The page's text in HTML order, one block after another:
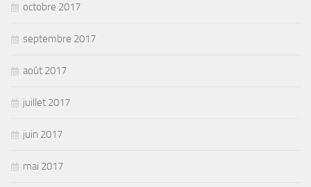
octobre 2017
septembre 2017
août 2017
juillet 2017
juin 2017
mai 2017